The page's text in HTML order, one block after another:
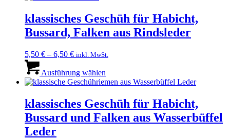
werden
Varianten
auf.
Die
können
auf
Produktseite
gewählt
werden
klassisches Geschüh für Habicht,
Bussard, Falken aus Rindsleder
5,50 € – 6,50 € inkl. MwSt.
Ausführung wählen
weist
Varianten
auf.
Die
klassisches Geschüh für Habicht,
Bussard und Falken aus Wasserbüffel
Leder